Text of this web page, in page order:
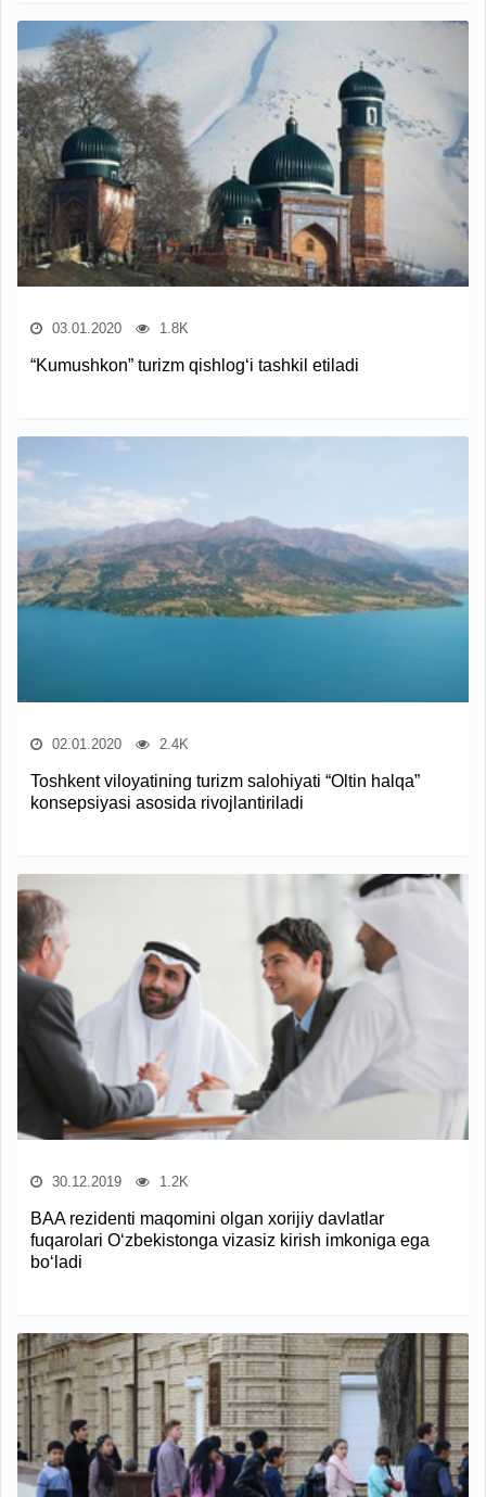
03.01.2020 1.8K
“Kumushkon” turizm qishlog‘i tashkil etiladi
02.01.2020 2.4K
Toshkent viloyatining turizm salohiyati “Oltin halqa”
konsepsiyasi asosida rivojlantiriladi
30.12.2019 1.2K
BAA rezidenti maqomini olgan xorijiy davlatlar
fuqarolari O‘zbekistonga vizasiz kirish imkoniga ega
bo‘ladi